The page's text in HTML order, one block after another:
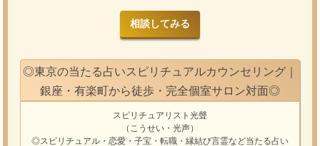
相談してみる
◎東京の当たる占いスピリチュアルカウンセリング｜
銀座・有楽町から徒歩・完全個室サロン対面◎
スピリチュアリスト光聲
（こうせい・光声）
◎スピリチュアル・恋愛・子宝・転職・縁結び言霊など当たる占い